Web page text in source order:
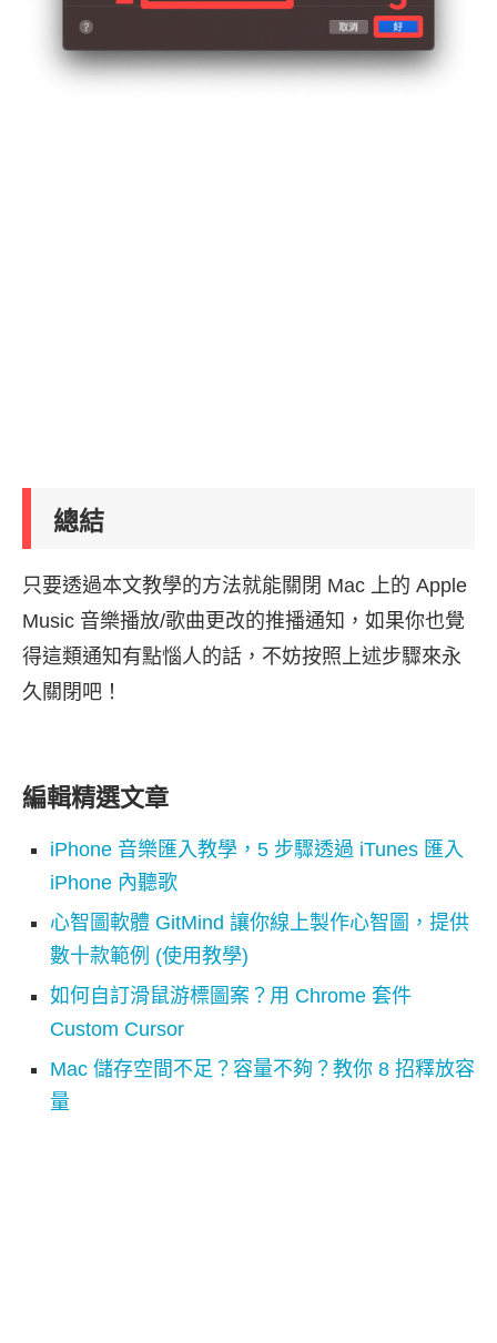
總結
只要透過本文教學的方法就能關閉 Mac 上的 Apple
Music 音樂播放/歌曲更改的推播通知，如果你也覺
得這類通知有點惱人的話，不妨按照上述步驟來永
久關閉吧！
編輯精選文章
iPhone 音樂匯入教學，5 步驟透過 iTunes 匯入
iPhone 內聽歌
心智圖軟體 GitMind 讓你線上製作心智圖，提供
數十款範例 (使用教學)
如何自訂滑鼠游標圖案？用 Chrome 套件
Custom Cursor
Mac 儲存空間不足？容量不夠？教你 8 招釋放容
量